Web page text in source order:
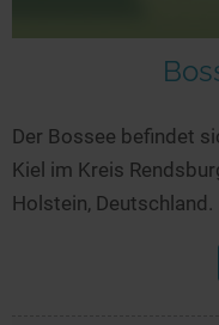
Der Bossee befindet
Kiel im Kreis
Holstein, Deutschland.